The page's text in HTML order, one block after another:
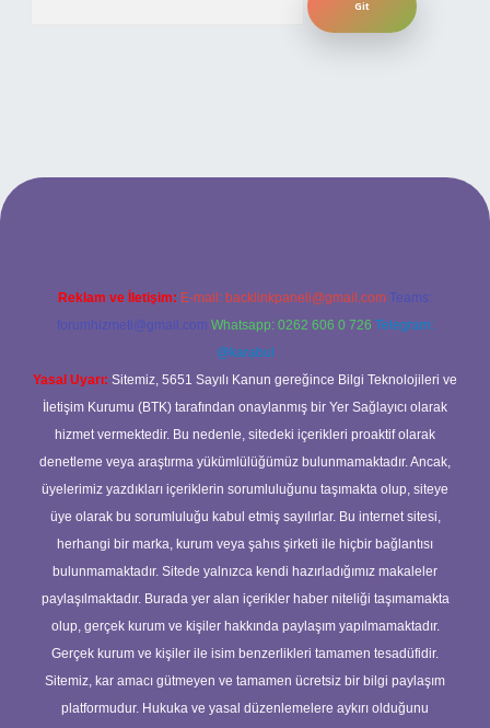
yeni giriş adresi
Reklam ve İletişim: E-mail: backlinkpaneli@gmail.com Teams:
forumhizmeti@gmail.com Whatsapp: 0262 606 0 726 Telegram:
@karabul
Yasal Uyarı: Sitemiz, 5651 Sayılı Kanun gereğince Bilgi Teknolojileri ve
İletişim Kurumu (BTK) tarafından onaylanmış bir Yer Sağlayıcı olarak
hizmet vermektedir. Bu nedenle, sitedeki içerikleri proaktif olarak
denetleme veya araştırma yükümlülüğümüz bulunmamaktadır. Ancak,
üyelerimiz yazdıkları içeriklerin sorumluluğunu taşımakta olup, siteye
üye olarak bu sorumluluğu kabul etmiş sayılırlar. Bu internet sitesi,
herhangi bir marka, kurum veya şahıs şirketi ile hiçbir bağlantısı
bulunmamaktadır. Sitede yalnızca kendi hazırladığımız makaleler
paylaşılmaktadır. Burada yer alan içerikler haber niteliği taşımamakta
olup, gerçek kurum ve kişiler hakkında paylaşım yapılmamaktadır.
Gerçek kurum ve kişiler ile isim benzerlikleri tamamen tesadüfidir.
Sitemiz, kar amacı gütmeyen ve tamamen ücretsiz bir bilgi paylaşım
platformudur. Hukuka ve yasal düzenlemelere aykırı olduğunu